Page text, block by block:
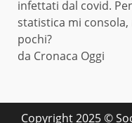
infettati dal covid.
statistica mi
pochi?
da Cronaca Oggi
Copyright 2025 ©